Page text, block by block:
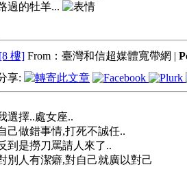
過的牡羊...
[8 樓] From：臺灣和信超媒體寬帶網 |
享:
選擇..處女座..
己做錯事情,打死不誠任..
到是撈刀罵請人來了..
別人有潔癖,對自己就廣以對己